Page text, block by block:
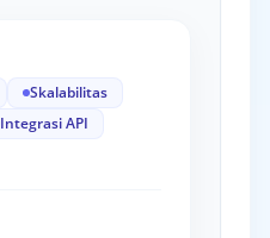
Skalabilitas
Integrasi API